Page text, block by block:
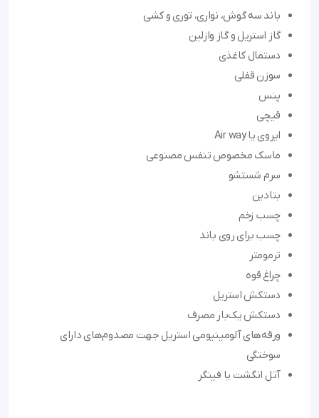
باند سه گوش، نواری، توری و کشی
گاز استریل و گاز وازلین
دستمال کاغذی
سوزن قفلی
پنس
قیچی
ایروی یا Air way
ماسک مخصوص تنفس مصنوعی
سرم شستشو
بتادین
چسب زخم
چسب برای روی باند
ترمومتر
چراغ قوه
دستکش استریل
دستکش یک‌بار مصرف
ورقه‌های آلومینیومی استریل جهت مصدوم‌های دارای
سوختگی
آتل انگشت یا فینگر